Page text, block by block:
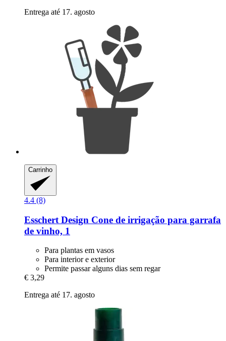
Entrega até 17. agosto
Carrinho
4.4 (8)
Esschert Design Cone de irrigação para garrafa
de vinho, 1
Para plantas em vasos
Para interior e exterior
Permite passar alguns dias sem regar
€ 3,29
Entrega até 17. agosto